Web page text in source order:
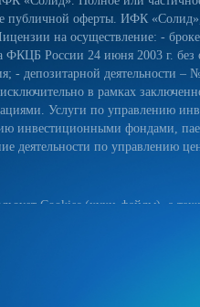
публичной оферты. ИФК
на осуществление: -
России 24 июня 2003 г.
депозитарной деятельности
в рамках
Услуги по
инвестиционными фондами,
деятельности по управлению
Cookies (куки-файлы), а
облегчают навигацию и